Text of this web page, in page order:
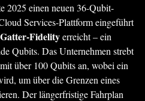
2025 einen neuen 36-Qubit-
Services-Plattform eingeführt
Fidelityerreicht – ein
Qubits. Das Unternehmen strebt
über 100 Qubits an, wobei ein
um über die Grenzen eines
Der längerfristige Fahrplan